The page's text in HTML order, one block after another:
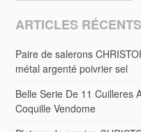
ARTICLES RÉCENTS
Paire de salerons
métal argenté poivrier sel
Belle Serie De 11 Cuilleres
Coquille Vendome